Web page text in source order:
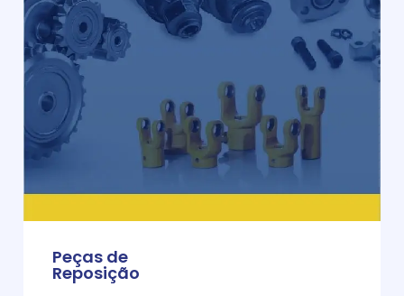
Peças de
Reposição